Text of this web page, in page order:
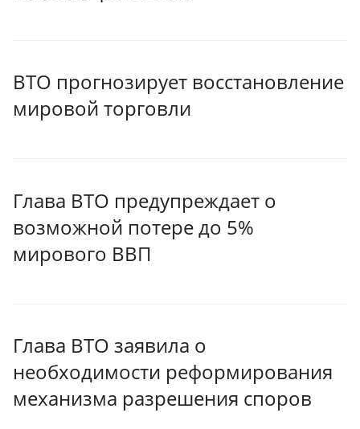
ВТО прогнозирует восстановление
мировой торговли
Глава ВТО предупреждает о
возможной потере до 5%
мирового ВВП
Глава ВТО заявила о
необходимости реформирования
механизма разрешения споров